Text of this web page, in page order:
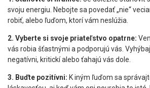
svoju energiu. Nebojte sa povedať „nie“
robiť, alebo ľuďom, ktorí vám neslúžia.
2. Vyberte si svoje priateľstvo opatrne:
vás robia šťastnými a podporujú vás.
negatívni, kritickí alebo ťahajú vás dole.
3. Buďte pozitívni: K iným ľuďom sa